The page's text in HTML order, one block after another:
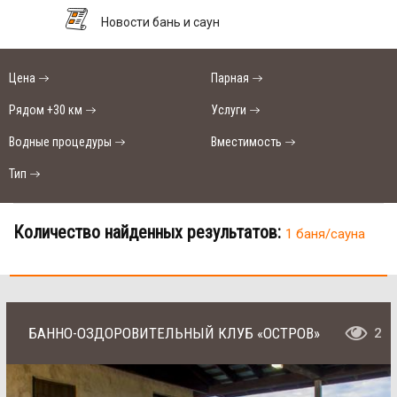
Новости бань и саун
Цена Парная
Рядом +30 км Услуги
Водные процедуры Вместимость
Тип
Количество найденных результатов: 1 баня/сауна
БАННО-ОЗДОРОВИТЕЛЬНЫЙ КЛУБ «ОСТРОВ» 2